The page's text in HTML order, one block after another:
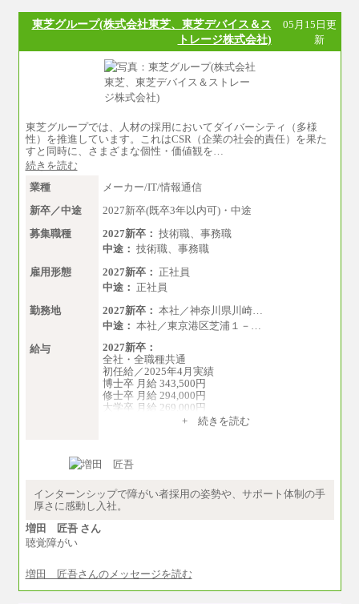
東芝グループ(株式会社東芝、東芝デバイス＆ス
トレージ株式会社)
05月15日更
新
東芝グループでは、人材の採用においてダイバーシティ（多様
性）を推進しています。これはCSR（企業の社会的責任）を果た
すと同時に、さまざまな個性・価値観を…
続きを読む
業種
メーカー/IT/情報通信
新卒／中途
2027新卒(既卒3年以内可)・中途
募集職種
2027新卒： 技術職、事務職
中途： 技術職、事務職
雇用形態
2027新卒： 正社員
中途： 正社員
勤務地
2027新卒： 本社／神奈川県川崎…
中途： 本社／東京港区芝浦１－…
給与
2027新卒：
全社・全職種共通
初任給／2025年4月実績
博士卒 月給 343,500円
修士卒 月給 294,000円
大学卒 月給 269,000円
※試用期間の給与に変更はございません
ます。
円
+ 続きを読む
インターンシップで障がい者採用の姿勢や、サポート体制の手
厚さに感動し入社。
増田 匠吾 さん
聴覚障がい
増田 匠吾さんのメッセージを読む